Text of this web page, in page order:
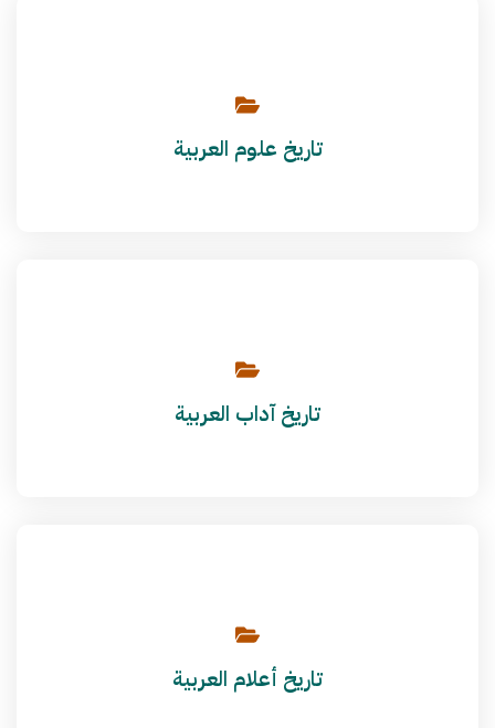
تاريخ علوم العربية
تاريخ آداب العربية
تاريخ أعلام العربية